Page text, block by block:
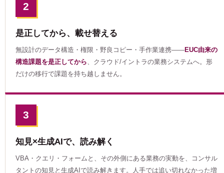
2
是正してから、載せ替える
無設計のデータ構造・権限・野良コピー・手作業連携——EUC由来の
構造課題を是正してから、クラウド/イントラの業務システムへ。形
だけの移行で課題を持ち越しません。
3
知見×生成AIで、読み解く
VBA・クエリ・フォームと、その外側にある業務の実動を、コンサル
タントの知見と生成AIで読み解きます。人手では追い切れなかった増